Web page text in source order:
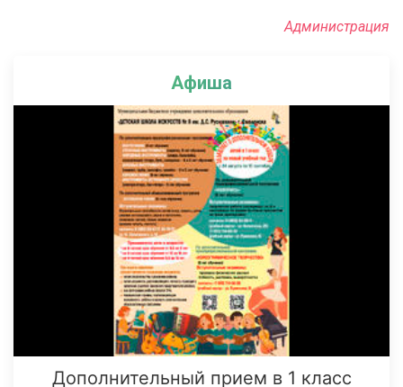
Афиша
Дополнительный прием в 1 класс
Администрация